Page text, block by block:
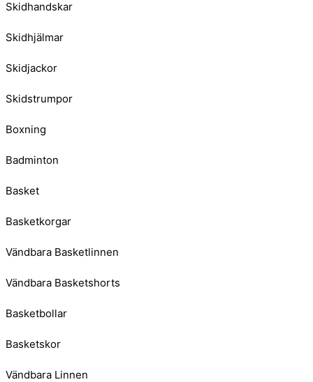
Skidhandskar
Skidhjälmar
Skidjackor
Skidstrumpor
Boxning
Badminton
Basket
Basketkorgar
Vändbara Basketlinnen
Vändbara Basketshorts
Basketbollar
Basketskor
Vändbara Linnen